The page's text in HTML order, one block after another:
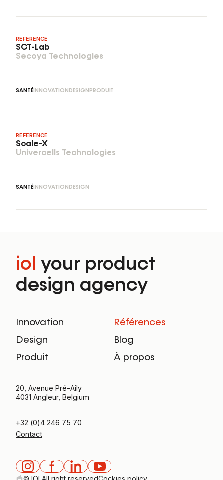
REFERENCE
SCT-Lab
Secoya Technologies
SANTÉ INNOVATION DESIGN PRODUIT
REFERENCE
Scale-X
Univercells Technologies
SANTÉ INNOVATION DESIGN
iol your product
design agency
Innovation
Références
Design
Blog
Produit
À propos
20, Avenue Pré-Aily
4031 Angleur, Belgium
+32 (0)4 246 75 70
Contact